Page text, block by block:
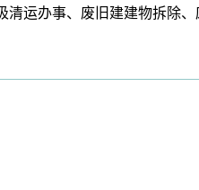
运办事、废旧建建物拆除